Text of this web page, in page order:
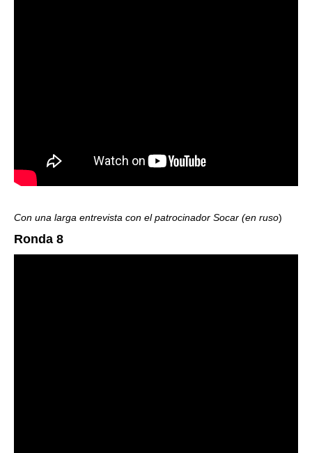
Con una larga entrevista con el patrocinador Socar (en ruso)
Ronda 8